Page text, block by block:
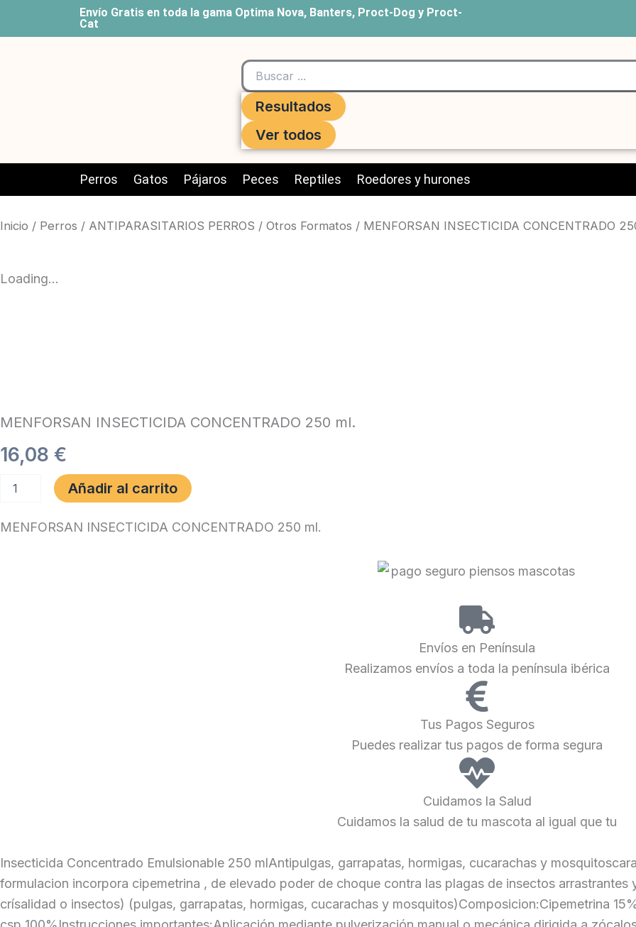
Envío Gratis en toda la gama Optima Nova, Banters, Proct-Dog y Proct-
Cat
Search
Resultados
Ver todos
Perros Gatos Pájaros Peces Reptiles Roedores y hurones
Inicio / Perros / ANTIPARASITARIOS PERROS / Otros Formatos / MENFORSAN INSECTICIDA CONCENTRADO
Loading...
MENFORSAN INSECTICIDA CONCENTRADO 250 ml.
16,08 €
MENFORSAN
INSECTICIDA
250
Añadir al carrito
MENFORSAN INSECTICIDA CONCENTRADO 250 ml.
Envíos en Península
Realizamos envíos a toda la península ibérica
Tus Pagos Seguros
Puedes realizar tus pagos de forma segura
Cuidamos la Salud
Cuidamos la salud de tu mascota al igual que tu
Insecticida Concentrado Emulsionable 250 mlAntipulgas, garrapatas, hormigas, cucarachas y
formulacion incorpora cipemetrina , de elevado poder de choque contra las plagas de insectos
crísalidad o insectos) (pulgas, garrapatas, hormigas, cucarachas y mosquitos)Composicion:Cipemetrina